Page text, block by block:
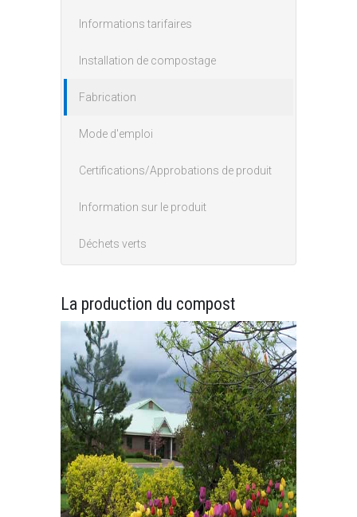
La production du compost
Informations tarifaires
Installation de compostage
Fabrication
Mode d'emploi
Certifications/Approbations de produit
Information sur le produit
Déchets verts